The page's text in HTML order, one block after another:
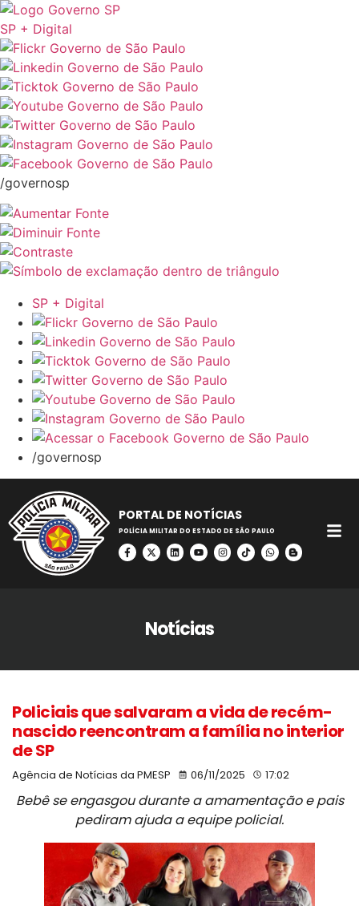
SP + Digital
/governosp
SP + Digital
/governosp
PORTAL DE NOTÍCIAS
POLÍCIA MILITAR DO ESTADO DE SÃO PAULO
Notícias
Policiais que salvaram a vida de recém-
nascido reencontram a família no interior
de SP
Agência de Notícias da PMESP 06/11/2025 17:02
Bebê se engasgou durante a amamentação e pais
pediram ajuda a equipe policial.